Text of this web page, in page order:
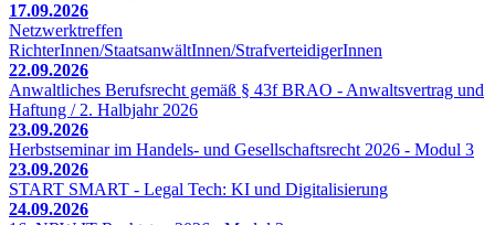
17.09.2026
Netzwerktreffen
RichterInnen/StaatsanwältInnen/StrafverteidigerInnen
22.09.2026
Anwaltliches Berufsrecht gemäß § 43f BRAO - Anwaltsvertrag und
Haftung / 2. Halbjahr 2026
23.09.2026
Herbstseminar im Handels- und Gesellschaftsrecht 2026 - Modul 3
23.09.2026
START SMART - Legal Tech: KI und Digitalisierung
24.09.2026